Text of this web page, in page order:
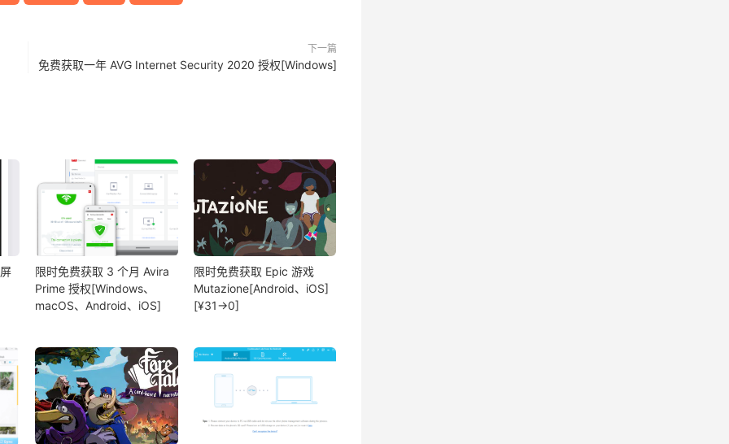
下一篇
免费获取一年 AVG Internet Security 2020 授权[Windows]
限时免费获取 3 个月 Avira
Prime 授权[Windows、
macOS、Android、iOS]
限时免费获取 Epic 游戏
Mutazione[Android、iOS]
[¥31→0]